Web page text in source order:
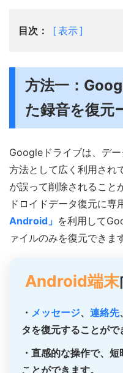
目次： 表示
方法一：
た録音を復元
Googleドライブは、デ
方法として広く利用され
が誤って削除されること
ドロイドデータ復元に専
Android」 を利用して
ァイルのみを復元できま
Android端末
・ メッセージ、 連絡先、
タを復元することがで
・直感的な操作で、
ことができます。